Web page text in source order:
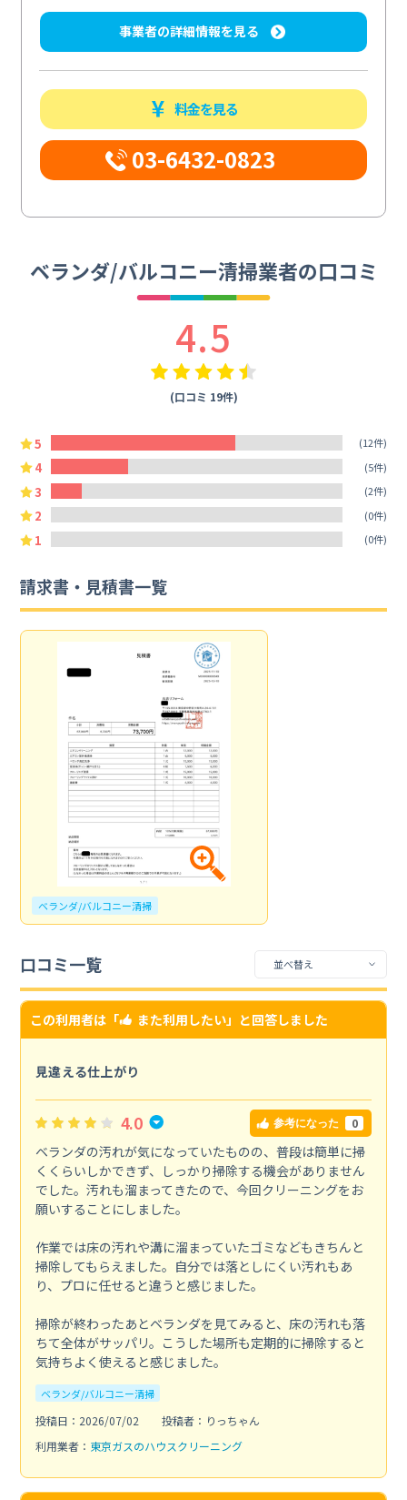
事業者の詳細情報を見る
料金を見る
03-6432-0823
ベランダ/バルコニー清掃業者の口コミ
4.5
(口コミ 19件)
5 (12件)
4 (5件)
3 (2件)
2 (0件)
1 (0件)
請求書・見積書一覧
ベランダ/バルコニー清掃
口コミ一覧
この利用者は「 また利用したい」と回答しました
見違える仕上がり
4.0 参考になった 0
ベランダの汚れが気になっていたものの、普段は簡単に掃
くくらいしかできず、しっかり掃除する機会がありません
でした。汚れも溜まってきたので、今回クリーニングをお
願いすることにしました。
作業では床の汚れや溝に溜まっていたゴミなどもきちんと
掃除してもらえました。自分では落としにくい汚れもあ
り、プロに任せると違うと感じました。
掃除が終わったあとベランダを見てみると、床の汚れも落
ちて全体がサッパリ。こうした場所も定期的に掃除すると
気持ちよく使えると感じました。
ベランダ/バルコニー清掃
投稿日：2026/07/02
投稿者：りっちゃん
利用業者： 東京ガスのハウスクリーニング